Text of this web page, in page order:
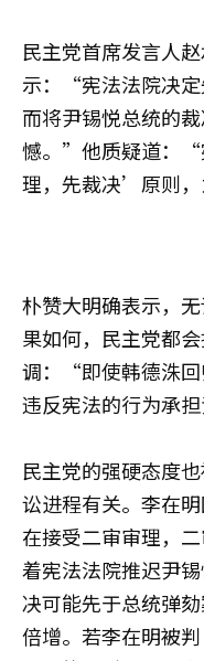
民主党首席发言人
示：“宪法法院决定
而将尹锡悦总统的
憾。”他质疑道：“
理，先裁决’原则，
朴赞大明确表示，
果如何，民主党都
调：“即使韩德洙回
违反宪法的行为承
民主党的强硬态度
讼进程有关。李在
在接受二审审理，
着宪法法院推迟尹
决可能先于总统弹
倍增。若李在明被